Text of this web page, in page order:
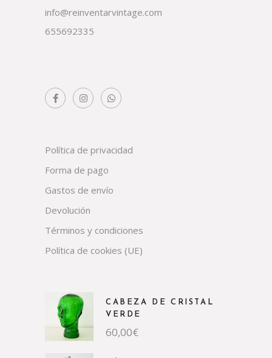
info@reinventarvintage.com
655692335
Política de privacidad
Forma de pago
Gastos de envío
Devolución
Términos y condiciones
Política de cookies (UE)
CABEZA DE CRISTAL
VERDE
60,00€